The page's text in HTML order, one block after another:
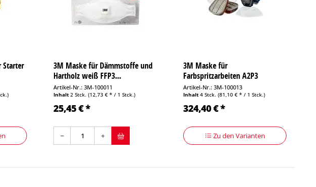
Starter
3M Maske für Dämmstoffe und
Hartholz weiß FFP3...
Artikel-Nr.: 3M-100011
Inhalt2 Stck.(12,73 € * / 1 Stck.)
25,45 € *
3M Maske für
Farbspritzarbeiten A2P3
6502QLPRO
Artikel-Nr.: 3M-100013
Inhalt4 Stck.(81,10 € * / 1 Stck.)
324,40 € *
Zu den Varianten